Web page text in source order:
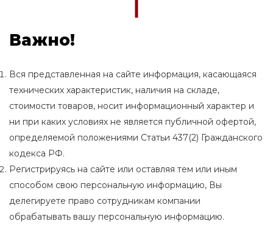
Важно!
Вся представленная на сайте информация, касающаяся
технических характеристик, наличия на складе,
стоимости товаров, носит информационный характер и
ни при каких условиях не является публичной офертой,
определяемой положениями Статьи 437(2) Гражданского
кодекса РФ.
Регистрируясь на сайте или оставляя тем или иным
способом свою персональную информацию, Вы
делегируете право сотрудникам компании
обрабатывать вашу персональную информацию.